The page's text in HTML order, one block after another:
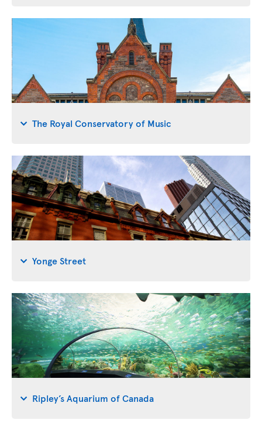
The Royal Conservatory of Music
Yonge Street
Ripley’s Aquarium of Canada